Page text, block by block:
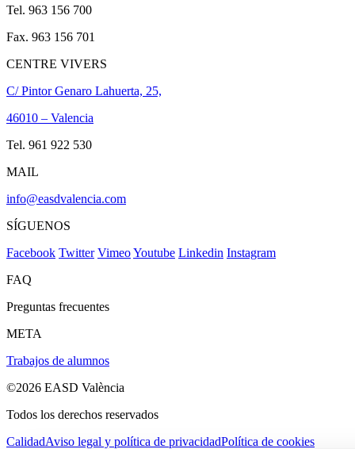
Tel. 963 156 700
Fax. 963 156 701
CENTRE VIVERS
C/ Pintor Genaro Lahuerta, 25,
46010 – Valencia
Tel. 961 922 530
MAIL
info@easdvalencia.com
SÍGUENOS
Facebook Twitter VimeoYoutube Linkedin Instagram
FAQ
Preguntas frecuentes
META
Trabajos de alumnos
©2026 EASD València
Todos los derechos reservados
CalidadAviso legal y política de privacidadPolítica de cookies